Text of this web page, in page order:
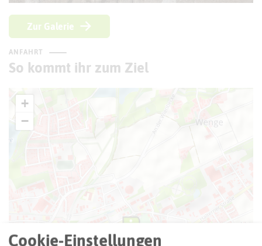
Zur Galerie
ANFAHRT
So kommt ihr zum Ziel
+
−
Cookie-Einstellungen